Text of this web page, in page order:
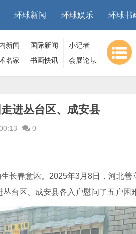
环球新闻 环球娱乐 环球书
新闻 国际新闻
小记者
名家
书画快讯 会展论坛
进丛台区、成安县
0
长春意浓。2025年3月8日，河北
台区、成安县各入户慰问了五户困